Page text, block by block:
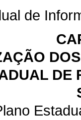
de
DE